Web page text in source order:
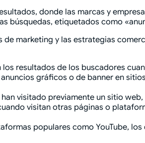
donde las marcas y
búsquedas, etiquetados como
marketing y las estrategias
resultados de los buscadores
gráficos o de banner en
visitado previamente un sitio
visitan otras páginas o
populares como YouTube,